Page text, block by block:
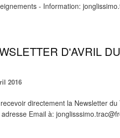
- Information:
D'AVRIL
2016
directement la Newsletter
Email à: